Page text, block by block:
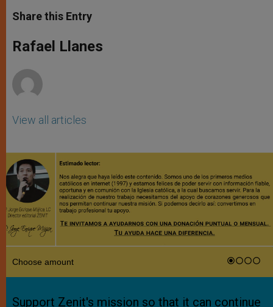
t
s
p
p
s
e
g
e
e
b
o
k
r
Share this Entry
Rafael Llanes
View all articles